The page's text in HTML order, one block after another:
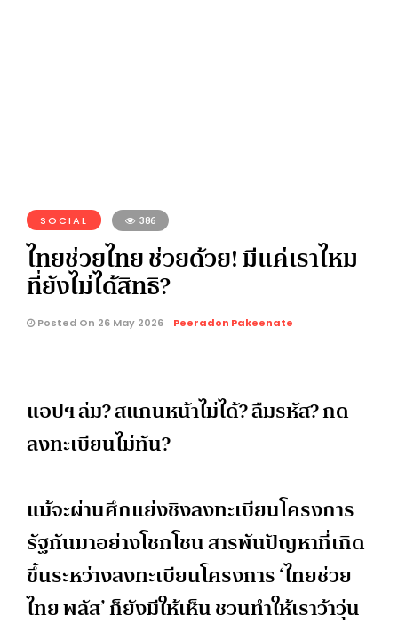
SOCIAL 386
ไทยช่วยไทย ช่วยด้วย! มีแค่เราไหม
ที่ยังไม่ได้สิทธิ?
Posted On 26 May 2026 Peeradon Pakeenate
แอปฯ ล่ม?​ สแกนหน้าไม่ได้? ลืมรหัส? กด
ลงทะเบียนไม่ทัน?
แม้จะผ่านศึกแย่งชิงลงทะเบียนโครงการ
รัฐกันมาอย่างโชกโชน สารพันปัญหาที่เกิด
ขึ้นระหว่างลงทะเบียนโครงการ ‘ไทยช่วย
ไทย พลัส’ ก็ยังมีให้เห็น ชวนทำให้เราว้าวุ่น